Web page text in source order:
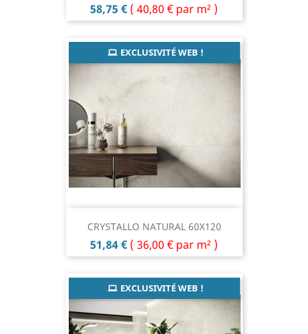
Prix
58,75 € ( 40,80 € par m² )
CRYSTALLO NATURAL 60X120
Prix
51,84 € ( 36,00 € par m² )
EXCLUSIVITÉ WEB !
EXCLUSIVITÉ WEB !